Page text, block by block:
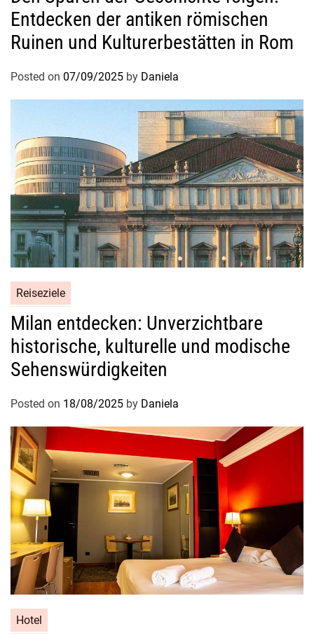
u
n
,
c
h
u
t
z
d
e
t
a
i
u
n
P
e
i
a
n
e
Entdecken der antiken römischen
Ruinen und Kulturerbestätten in Rom
Posted on 07/09/2025 by Daniela
Reiseziele
Milan entdecken: Unverzichtbare
historische, kulturelle und modische
Sehenswürdigkeiten
Posted on 18/08/2025 by Daniela
Hotel